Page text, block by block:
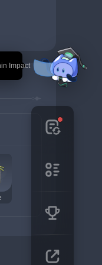
Impact